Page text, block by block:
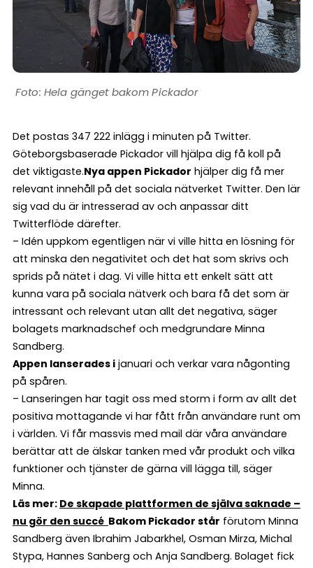
Hela gänget bakom Pickador
Det postas 347 222 inlägg i minuten på Twitter.
Göteborgsbaserade Pickador vill hjälpa dig få koll på
det viktigaste.Nya appen Pickador hjälper dig få mer
relevant innehåll på det sociala nätverket Twitter. Den lär
sig vad du är intresserad av och anpassar ditt
Twitterflöde därefter.
– Idén uppkom egentligen när vi ville hitta en lösning för
att minska den negativitet och det hat som skrivs och
sprids på nätet i dag. Vi ville hitta ett enkelt sätt att
kunna vara på sociala nätverk och bara få det som är
intressant och relevant utan allt det negativa, säger
bolagets marknadschef och medgrundare Minna
Sandberg.
Appen lanserades i januari och verkar vara någonting
på spåren.
– Lanseringen har tagit oss med storm i form av allt det
positiva mottagande vi har fått från användare runt om
i världen. Vi får massvis med mail där våra användare
berättar att de älskar tanken med vår produkt och vilka
funktioner och tjänster de gärna vill lägga till, säger
Minna.
Läs mer: De skapade plattformen de själva saknade –
nu gör den succé Bakom Pickador står förutom Minna
Sandberg även Ibrahim Jabarkhel, Osman Mirza, Michal
Stypa, Hannes Sanberg och Anja Sandberg. Bolaget fick